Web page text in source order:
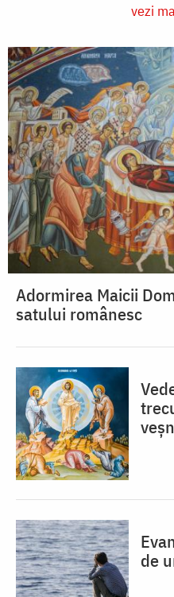
vezi
Adormirea Maicii
satului românesc
de